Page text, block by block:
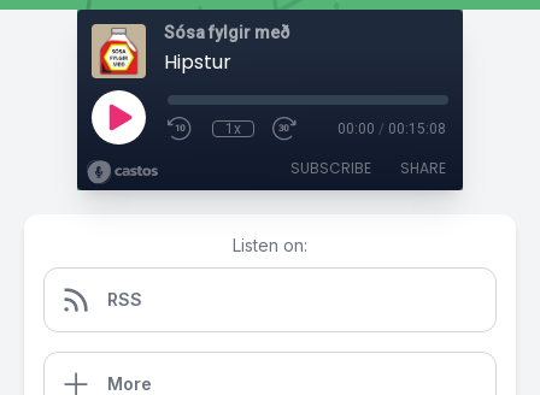
Sósa fylgir með
Hipstur
1x 00:00 / 00:15:08
SUBSCRIBE SHARE
Listen on:
RSS
More